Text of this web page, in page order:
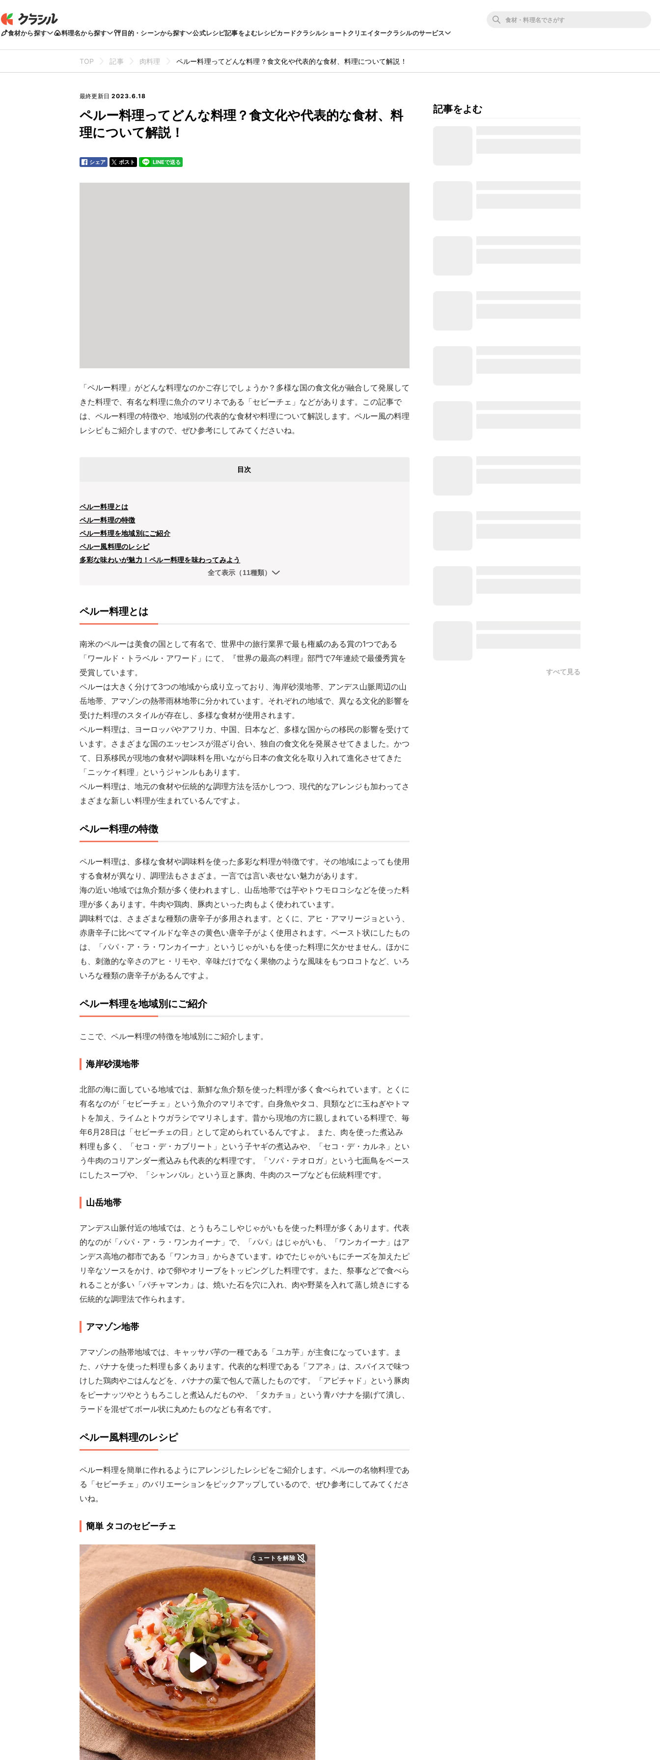
食材から探す 料理名から探す 目的・シーンから探す 公式レシピ記事をよむレシピカードクラシルショートクリエイタークラシルのサービス
TOP 記事 肉料理 ペルー料理ってどんな料理？食文化や代表的な食材、料理について解説！
最終更新日 2023.6.18
ペルー料理ってどんな料理？食文化や代表的な食材、料
理について解説！
シェア ポスト LINEで送る
「ペルー料理」がどんな料理なのかご存じでしょうか？多様な国の食文化が融合して発展して
きた料理で、有名な料理に魚介のマリネである「セビーチェ」などがあります。この記事で
は、ペルー料理の特徴や、地域別の代表的な食材や料理について解説します。ペルー風の料理
レシピもご紹介しますので、ぜひ参考にしてみてくださいね。
目次
ペルー料理とは
ペルー料理の特徴
ペルー料理を地域別にご紹介
ペルー風料理のレシピ
多彩な味わいが魅力！ペルー料理を味わってみよう
全て表示（11種類）
ペルー料理とは
南米のペルーは美食の国として有名で、世界中の旅行業界で最も権威のある賞の1つである
「ワールド・トラベル・アワード」にて、『世界の最高の料理』部門で7年連続で最優秀賞を
受賞しています。
ペルーは大きく分けて3つの地域から成り立っており、海岸砂漠地帯、アンデス山脈周辺の山
岳地帯、アマゾンの熱帯雨林地帯に分かれています。それぞれの地域で、異なる文化的影響を
受けた料理のスタイルが存在し、多様な食材が使用されます。
ペルー料理は、ヨーロッパやアフリカ、中国、日本など、多様な国からの移民の影響を受けて
います。さまざまな国のエッセンスが混ざり合い、独自の食文化を発展させてきました。かつ
て、日系移民が現地の食材や調味料を用いながら日本の食文化を取り入れて進化させてきた
「ニッケイ料理」というジャンルもあります。
ペルー料理は、地元の食材や伝統的な調理方法を活かしつつ、現代的なアレンジも加わってさ
まざまな新しい料理が生まれているんですよ。
ペルー料理の特徴
ペルー料理は、多様な食材や調味料を使った多彩な料理が特徴です。その地域によっても使用
する食材が異なり、調理法もさまざま。一言では言い表せない魅力があります。
海の近い地域では魚介類が多く使われますし、山岳地帯では芋やトウモロコシなどを使った料
理が多くあります。牛肉や鶏肉、豚肉といった肉もよく使われています。
調味料では、さまざまな種類の唐辛子が多用されます。とくに、アヒ・アマリージョという、
赤唐辛子に比べてマイルドな辛さの黄色い唐辛子がよく使用されます。ペースト状にしたもの
は、「パパ・ア・ラ・ワンカイーナ」というじゃがいもを使った料理に欠かせません。ほかに
も、刺激的な辛さのアヒ・リモや、辛味だけでなく果物のような風味をもつロコトなど、いろ
いろな種類の唐辛子があるんですよ。
ペルー料理を地域別にご紹介
ここで、ペルー料理の特徴を地域別にご紹介します。
海岸砂漠地帯
北部の海に面している地域では、新鮮な魚介類を使った料理が多く食べられています。とくに
有名なのが「セビーチェ」という魚介のマリネです。白身魚やタコ、貝類などに玉ねぎやトマ
トを加え、ライムとトウガラシでマリネします。昔から現地の方に親しまれている料理で、毎
年6月28日は「セビーチェの日」として定められているんですよ。 また、肉を使った煮込み
料理も多く、「セコ・デ・カブリート」という子ヤギの煮込みや、「セコ・デ・カルネ」とい
う牛肉のコリアンダー煮込みも代表的な料理です。「ソパ・テオロガ」という七面鳥をベース
にしたスープや、「シャンバル」という豆と豚肉、牛肉のスープなども伝統料理です。
山岳地帯
アンデス山脈付近の地域では、とうもろこしやじゃがいもを使った料理が多くあります。代表
的なのが「パパ・ア・ラ・ワンカイーナ」で、「パパ」はじゃがいも、「ワンカイーナ」はア
ンデス高地の都市である「ワンカヨ」からきています。ゆでたじゃがいもにチーズを加えたピ
リ辛なソースをかけ、ゆで卵やオリーブをトッピングした料理です。また、祭事などで食べら
れることが多い「パチャマンカ」は、焼いた石を穴に入れ、肉や野菜を入れて蒸し焼きにする
伝統的な調理法で作られます。
アマゾン地帯
アマゾンの熱帯地域では、キャッサバ芋の一種である「ユカ芋」が主食になっています。ま
た、バナナを使った料理も多くあります。代表的な料理である「フアネ」は、スパイスで味つ
けした鶏肉やごはんなどを、バナナの葉で包んで蒸したものです。「アピチャド」という豚肉
をピーナッツやとうもろこしと煮込んだものや、「タカチョ」という青バナナを揚げて潰し、
ラードを混ぜてボール状に丸めたものなども有名です。
ペルー風料理のレシピ
ペルー料理を簡単に作れるようにアレンジしたレシピをご紹介します。ペルーの名物料理であ
る「セビーチェ」のバリエーションをピックアップしているので、ぜひ参考にしてみてくださ
いね。
簡単 タコのセビーチェ
ミュートを解除
記事をよむ
すべて見る